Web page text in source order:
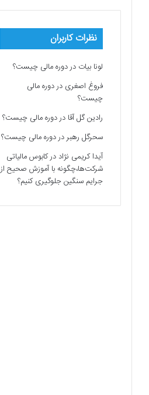
نظرات کاربران
لونا بیات دردوره مالی چیست؟
فروغ اصغری دردوره مالی
چیست؟
رادین گل آقا دردوره مالی چیست؟
سحرگل رهبردردوره مالی چیست؟
آیدا کریمی نژاد درکابوس مالیاتی
شرکت‌ها،چگونه با آموزش صحیح از
جرایم سنگین جلوگیری کنیم؟